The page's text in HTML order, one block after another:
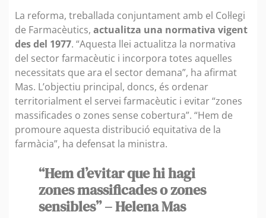
La reforma, treballada conjuntament amb el Col·legi
de Farmacèutics, actualitza una normativa vigent
des del 1977. “Aquesta llei actualitza la normativa
del sector farmacèutic i incorpora totes aquelles
necessitats que ara el sector demana”, ha afirmat
Mas. L’objectiu principal, doncs, és ordenar
territorialment el servei farmacèutic i evitar “zones
massificades o zones sense cobertura”. “Hem de
promoure aquesta distribució equitativa de la
farmàcia”, ha defensat la ministra.
“Hem d’evitar que hi hagi
zones massificades o zones
sensibles” – Helena Mas